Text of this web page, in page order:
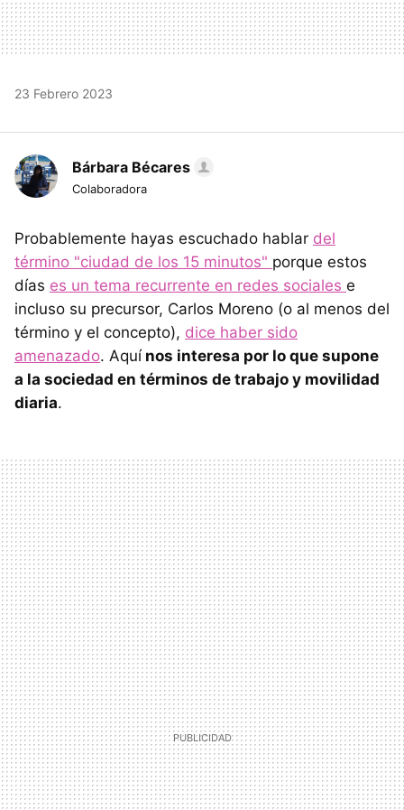
23 Febrero 2023
Bárbara Bécares
Colaboradora
Probablemente hayas escuchado hablar del
término "ciudad de los 15 minutos" porque estos
días es un tema recurrente en redes sociales e
incluso su precursor, Carlos Moreno (o al menos del
término y el concepto), dice haber sido
amenazado. Aquínos interesa por lo que supone
a la sociedad en términos de trabajo y movilidad
diaria.